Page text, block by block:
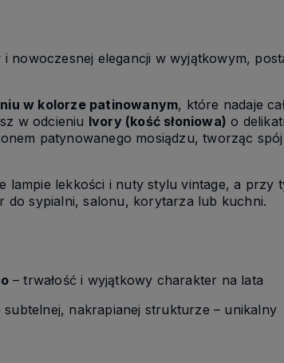
nowoczesnej elegancji w wyjątkowym,
w kolorze patinowanym, które nadaje
w odcieniu Ivory (kość słoniowa) o
patynowanego mosiądzu, tworząc
lampie lekkości i nuty stylu vintage, a przy
do sypialni, salonu, korytarza lub kuchni.
– trwałość i wyjątkowy charakter na lata
nakrapianej strukturze – unikalny